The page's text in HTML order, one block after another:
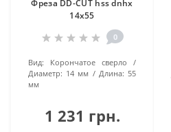
Фреза DD-CUT hss dnhx
14х55
0
Вид:
Корончатое сверло
Диаметр: 14 мм Длина: 55
мм
1 231 грн.